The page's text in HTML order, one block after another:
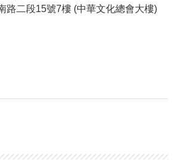
路二段15號7樓 (中華文化總會大樓)